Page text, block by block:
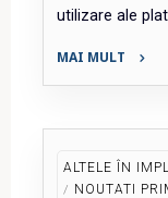
utilizare ale
MAI MULT
"Se
modulul
Cerere
de
ALTELE ÎN
/ NOUTATI